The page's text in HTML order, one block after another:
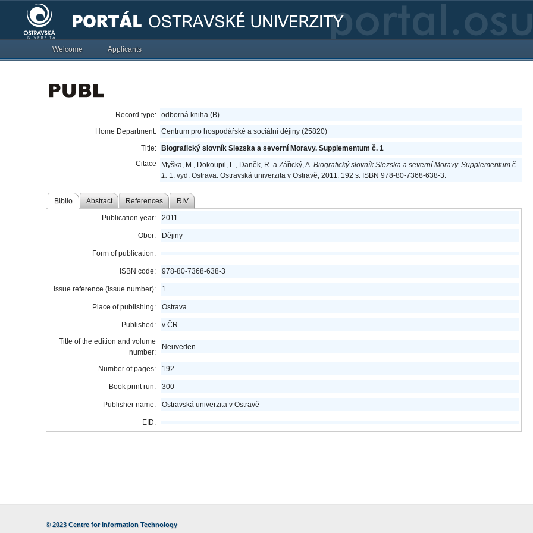
Welcome Applicants
Record type: odborná kniha (B)
Home Department: Centrum pro hospodářské a sociální dějiny (25820)
Title:
Biografický slovník Slezska a severní Moravy. Supplementum č. 1
Citace
Myška, M., Dokoupil, L., Daněk, R. a Zářický, A. Biografický slovník Slezska a severní Moravy. Supplementum č.
1. 1. vyd. Ostrava: Ostravská univerzita v Ostravě, 2011. 192 s. ISBN 978-80-7368-638-3.
Biblio Abstract References RIV
Publication year: 2011
Obor: Dějiny
Form of publication:
ISBN code: 978-80-7368-638-3
Issue reference (issue number): 1
Place of publishing: Ostrava
Published:
v ČR
Title of the edition and volume
number:
Neuveden
Number of pages: 192
Book print run: 300
Publisher name: Ostravská univerzita v Ostravě
EID:
© 2023Centre for Information Technology